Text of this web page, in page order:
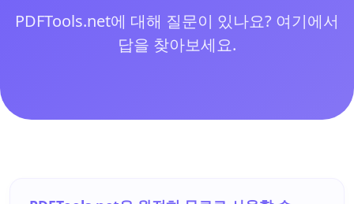
PDFTools.net에 대해 질문이 있나요? 여기에서
답을 찾아보세요.